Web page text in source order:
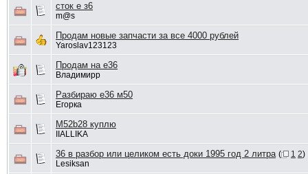
сток е з6
m@s
Продам новые запчасти за все 4000 рублей
Yaroslav123123
Продам на е36
Владимирр
Разбираю е36 м50
Егорка
M52b28 куплю
IIALLIKA
36 в разбор или целиком есть доки 1995 год 2 литра ( 1 2)
Lesiksan